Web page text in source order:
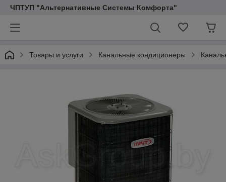
ЧПТУП "Альтернативные Системы Комфорта"
Товары и услуги Канальные кондиционеры